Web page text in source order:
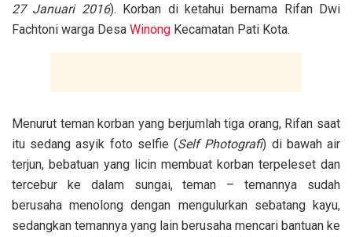
27 Januari 2016). Korban di ketahui bernama Rifan Dwi
Fachtoni warga Desa Winong Kecamatan Pati Kota.
Menurut teman korban yang berjumlah tiga orang, Rifan saat
itu sedang asyik foto selfie (Self Photografi) di bawah air
terjun, bebatuan yang licin membuat korban terpeleset dan
tercebur ke dalam sungai, teman – temannya sudah
berusaha menolong dengan mengulurkan sebatang kayu,
sedangkan temannya yang lain berusaha mencari bantuan ke